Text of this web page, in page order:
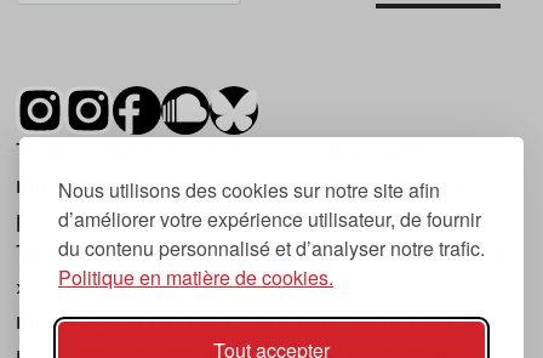
Nous utilisons des cookies sur notre site afin
d’améliorer votre expérience utilisateur, de fournir
du contenu personnalisé et d’analyser notre trafic.
Politique en matière de cookies.
Tout accepter
Tsugi est un mensuel indépendant sur la
musique et les nouvelles tendances, dont la
première parution date de 2007.
Tsugi en japonais signifie « prochain », « suivant
», ce qui correspond à la thématique du
magazine, à l’affût des nouvelles tendances